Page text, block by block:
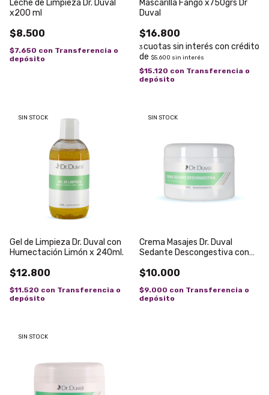
Leche de Limpieza Dr. Duval
x200 ml
$8.500
$7.650 con Transferencia o
depósito
Mascarilla Fango x750grs Dr
Duval
$16.800
3
$5.600 sin interés
$15.120 con Transferencia o
depósito
SIN STOCK
Gel de Limpieza Dr. Duval con
Humectación Limón x 240ml.
$12.800
$11.520 con Transferencia o
depósito
SIN STOCK
Crema Masajes Dr. Duval
Sedante Descongestiva con
$10.000
$9.000 con Transferencia o
depósito
SIN STOCK